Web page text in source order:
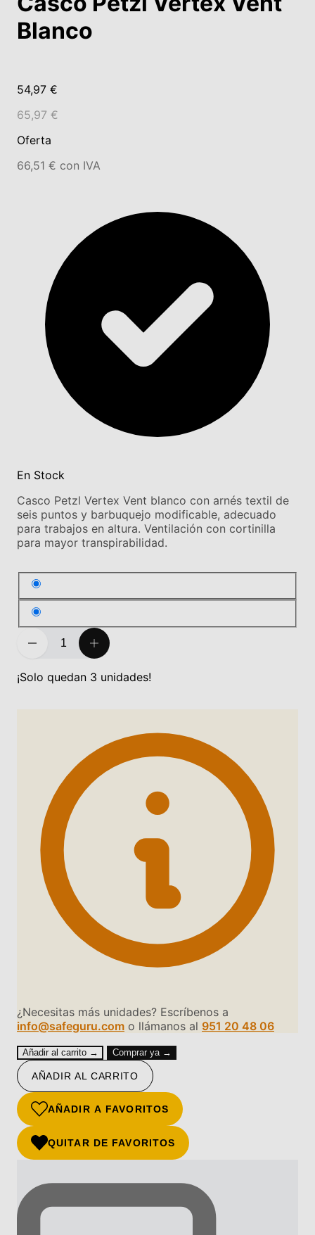
Blanco
54,97 €
65,97 €
Oferta
66,51 € con IVA
En Stock
Casco Petzl Vertex Vent blanco con arnés textil de
seis puntos y barbuquejo modificable, adecuado
para trabajos en altura. Ventilación con cortinilla
para mayor transpirabilidad.
¡Solo quedan 3 unidades!
¿Necesitas más unidades? Escríbenos a
info@safeguru.com o llámanos al 951 20 48 06
Añadir al carrito → Comprar ya →
AÑADIR AL CARRITO
AÑADIR A FAVORITOS
QUITAR DE FAVORITOS